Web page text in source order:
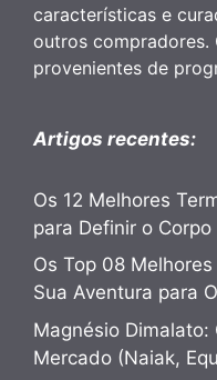
características e
outros compradores.
provenientes de
Artigos recentes:
Os 12 Melhores
para Definir o Corpo
Os Top 08
Sua Aventura para
Magnésio
Mercado (Naiak,